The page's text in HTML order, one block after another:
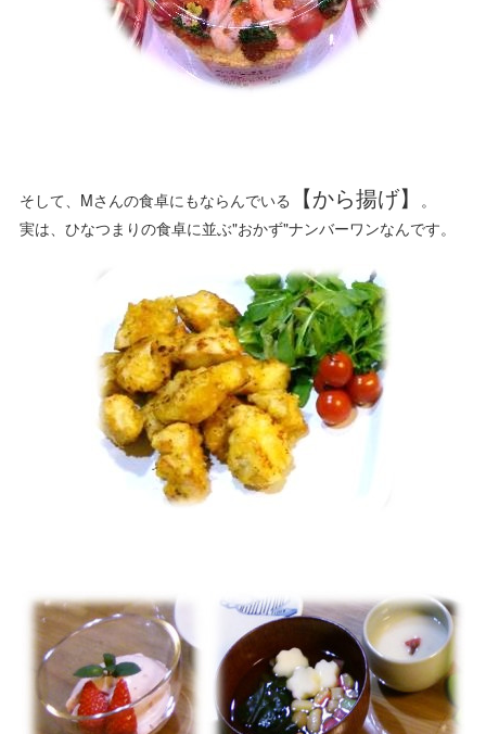
そして、Mさんの食卓にもならんでいる 【から揚げ】
。
実は、ひなつまりの食卓に並ぶ"おかず"ナンバーワンなんです。